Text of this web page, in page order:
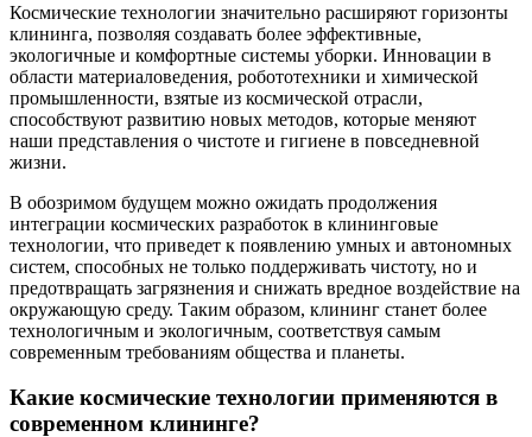
Космические технологии значительно расширяют горизонты
клининга, позволяя создавать более эффективные,
экологичные и комфортные системы уборки. Инновации в
области материаловедения, робототехники и химической
промышленности, взятые из космической отрасли,
способствуют развитию новых методов, которые меняют
наши представления о чистоте и гигиене в повседневной
жизни.
В обозримом будущем можно ожидать продолжения
интеграции космических разработок в клининговые
технологии, что приведет к появлению умных и автономных
систем, способных не только поддерживать чистоту, но и
предотвращать загрязнения и снижать вредное воздействие на
окружающую среду. Таким образом, клининг станет более
технологичным и экологичным, соответствуя самым
современным требованиям общества и планеты.
Какие космические технологии применяются в
современном клининге?